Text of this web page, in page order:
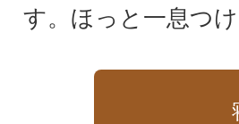
す。ほっと一息つ